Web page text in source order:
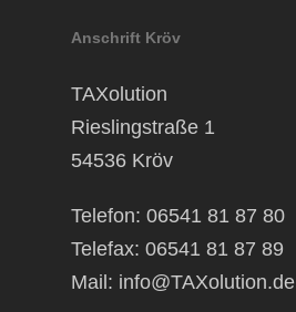
Anschrift Kröv
TAXolution
Rieslingstraße 1
54536 Kröv
Telefon: 06541 81 87 80
Telefax: 06541 81 87 89
Mail: info@TAXolution.de